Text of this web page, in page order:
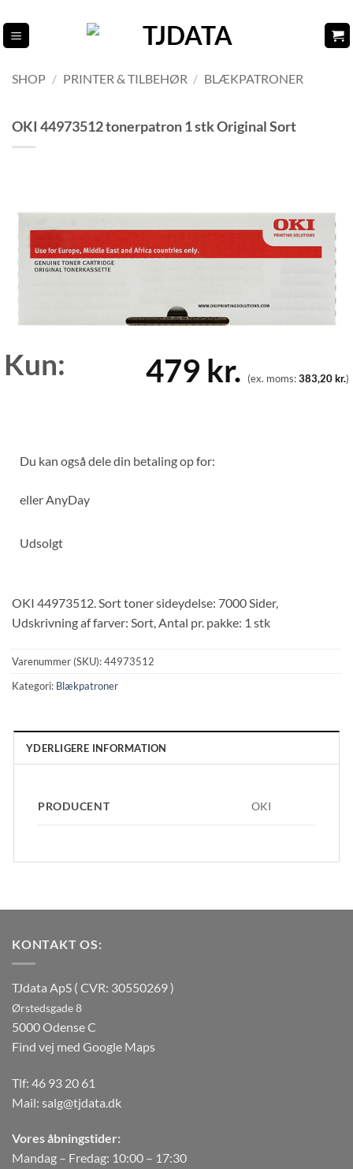
til
indhold
SHOP / PRINTER & TILBEHØR / BLÆKPATRONER
OKI 44973512 tonerpatron 1 stk Original Sort
Kun: 479 kr. (ex. moms:383,20kr.)
Du kan også dele din betaling op for:
ellerAnyDay
Udsolgt
OKI 44973512. Sort toner sideydelse: 7000 Sider,
Udskrivning af farver: Sort, Antal pr. pakke: 1 stk
Varenummer (SKU):44973512
Kategori: Blækpatroner
YDERLIGERE INFORMATION
PRODUCENT OKI
KONTAKT OS:
TJdata ApS ( CVR: 30550269 )
Ørstedsgade 8
5000 Odense C
Find vej med Google Maps
Tlf: 46 93 20 61
Mail: salg@tjdata.dk
Vores åbningstider:
Mandag – Fredag: 10:00 – 17:30